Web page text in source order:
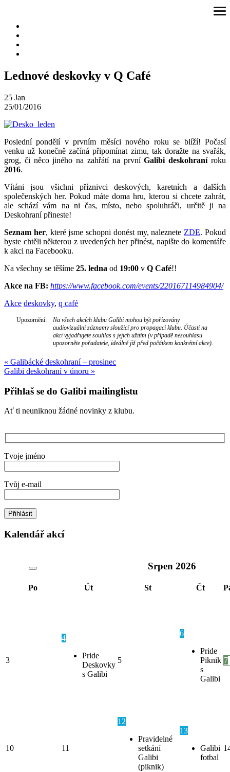
obsah
Lednové deskovky v Q Café
25 Jan
25/01/2016
Poslední pondělí v prvním měsíci nového roku se blíží! Počasí
venku už konečně začíná připomínat zimu, tak doražte na svařák,
grog, či něco jiného na zahřátí na prvníGalibi deskohraníroku
2016.
Vítáni jsou všichni příznivci deskových, karetních a dalších
společenských her. Pokud máte doma hru, kterou si chcete zahrát,
ale schází vám na ni čas, místo, nebo spoluhráči, určitě ji na
Deskohraní přineste!
Seznam her, které jsme schopni donést my, naleznete ZDE. Pokud
byste chtěli některou z uvedených her přinést, napište do komentáře
k akci na Facebooku.
Na všechny se těšíme 25. ledna od 19:00 v Q Café!!
Akce na FB: https://www.facebook.com/events/220167114984904/
Akce deskovky, q café
Upozornění:
Na všech akcích klubu Galibi mohou být pořizovány
audiovizuální záznamy sloužící pro propagaci klubu. Účastí na
akci vyjadřujete souhlas s jejich užitím (v případě nesouhlasu
upozorněte pořadatele, ideálně již před počátkem konkrétní akce).
Navigace
pro
příspěvek
« Galibácké deskohraní – prosinec
Galibi deskohraní v únoru »
Přihlaš se do Galibi mailinglistu
Ať ti neuniknou žádné novinky z klubu.
Tvoje jméno
Tvůj e-mail
Kalendář akcí
Srpen 2026
Po Út St Čt
3
4
Pride
Deskovky
s Galibi
5
6
Pride
Piknik
s
Galibi
7
10 11
12
Pravidelné
setkání
Galibi
(piknik)
13
Galibi
fotbal